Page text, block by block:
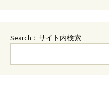
Search：サイト内検索